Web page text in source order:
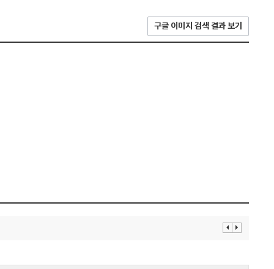
구글 이미지 검색 결과 보기
이 다